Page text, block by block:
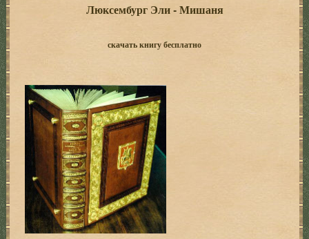
Люксембург Эли - Мишаня
скачать книгу бесплатно